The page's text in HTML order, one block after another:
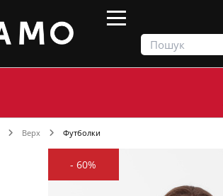
Верх Футболки
-60%